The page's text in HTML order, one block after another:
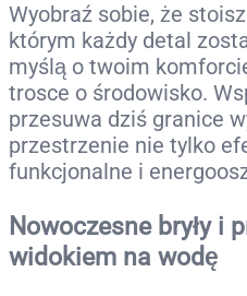
Wyobraź sobie, że
którym każdy detal
myślą o twoim
trosce o środowisko.
przesuwa dziś granice
przestrzenie nie tylko
funkcjonalne i
Nowoczesne bryły i
widokiem na wodę